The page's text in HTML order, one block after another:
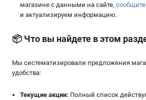
магазине с данными на сайте,
и актуализируем информацию.
📦 Что вы найдете в этом
Мы систематизировали предложения
удобства:
Текущие акции: Полный список